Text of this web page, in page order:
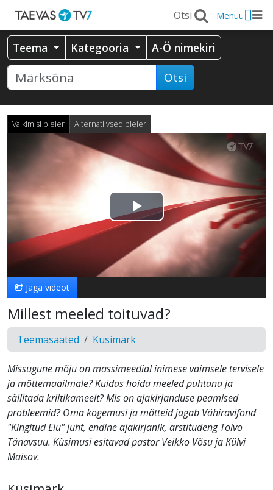
Menüü
Teema Kategooria A-Ö nimekiri
Otsi
Vaikimisi pleier Alternatiivsed pleier
Esita
video
Jaga videot
Millest meeled toituvad?
Teemasaated Küsimärk
Missugune mõju on massimeedial inimese vaimsele tervisele
ja mõttemaailmale? Kuidas hoida meeled puhtana ja
säilitada kriitikameelt? Mis on ajakirjanduse peamised
probleemid? Oma kogemusi ja mõtteid jagab Vähiravifond
"Kingitud Elu" juht, endine ajakirjanik, arstitudeng Toivo
Tänavsuu. Küsimusi esitavad pastor Veikko Võsu ja Külvi
Maisov.